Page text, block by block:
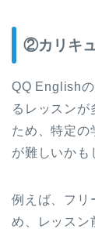
②カリキ
QQ English
るレッスンが
ため、特定の
が難しいかも
例えば、フリ
め、レッスン